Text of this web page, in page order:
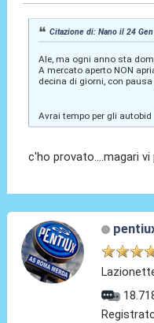
Citazione di: Nano il 24
Ale, ma ogni anno sta
A mercato aperto NON
decina di giorni, con
Avrai tempo per gli autobid
c'ho provato....magari